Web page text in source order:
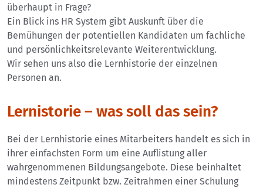
überhaupt in Frage?
Ein Blick ins HR System gibt Auskunft über die
Bemühungen der potentiellen Kandidaten um fachliche
und persönlichkeitsrelevante Weiterentwicklung.
Wir sehen uns also die Lernhistorie der einzelnen
Personen an.
Lernistorie – was soll das sein?
Bei der Lernhistorie eines Mitarbeiters handelt es sich in
ihrer einfachsten Form um eine Auflistung aller
wahrgenommenen Bildungsangebote. Diese beinhaltet
mindestens Zeitpunkt bzw. Zeitrahmen einer Schulung